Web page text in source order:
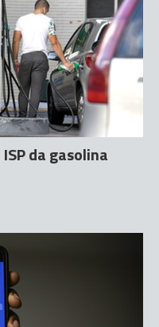
da gasolina